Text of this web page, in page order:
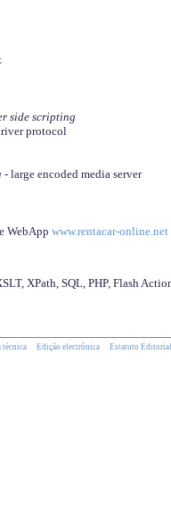
side scripting
protocol
- large encoded media server
WebApp www.rentacar-online.net
XPath, SQL, PHP, Flash
técnica Edição electrónica Estatuto Editorial